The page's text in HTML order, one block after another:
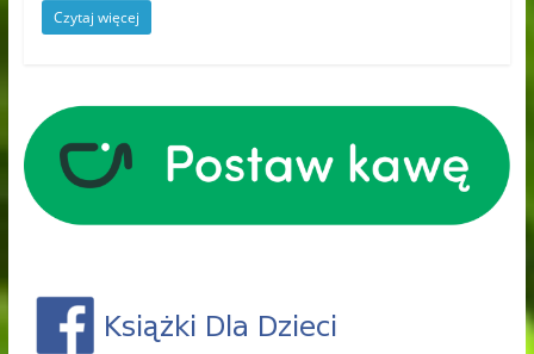
Czytaj więcej